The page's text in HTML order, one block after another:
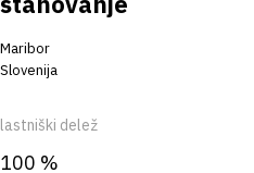
Maribor
Slovenija
lastniški delež
100 %